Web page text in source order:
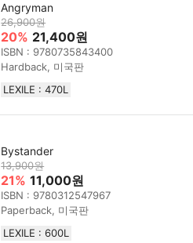
Angryman
26,900원
20% 21,400원
ISBN : 9780735843400
Hardback, 미국판
LEXILE : 470L
Bystander
13,900원
21% 11,000원
ISBN : 9780312547967
Paperback, 미국판
LEXILE : 600L